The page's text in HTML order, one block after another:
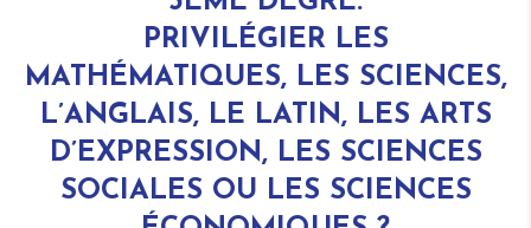
PRIVILÉGIER LES
MATHÉMATIQUES, LES SCIENCES,
L’ANGLAIS, LE LATIN, LES ARTS
D’EXPRESSION, LES SCIENCES
SOCIALES OU LES SCIENCES